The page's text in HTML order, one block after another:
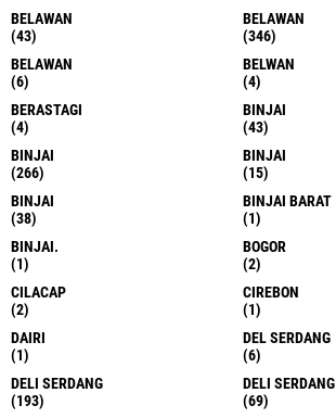
BELAWAN
(43)
BELAWAN
(346)
BELAWAN
(6)
BELWAN
(4)
BERASTAGI
(4)
BINJAI
(43)
BINJAI
(266)
BINJAI
(15)
BINJAI
(38)
BINJAI BARAT
(1)
BINJAI.
(1)
BOGOR
(2)
CILACAP
(2)
CIREBON
(1)
DAIRI
(1)
DEL SERDANG
(6)
DELI SERDANG
(193)
DELI SERDANG
(69)